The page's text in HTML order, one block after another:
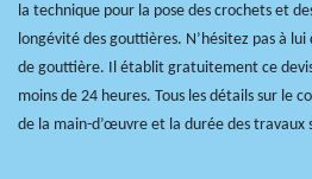
la technique pour la pose des crochets et
longévité des gouttières. N’hésitez pas à
de gouttière. Il établit gratuitement ce
moins de 24 heures. Tous les détails sur le
de la main-d’œuvre et la durée des travaux